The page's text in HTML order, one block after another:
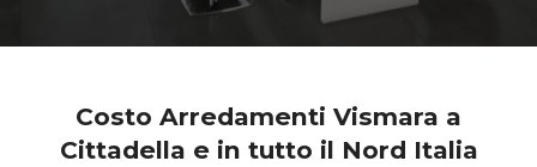
Costo Arredamenti Vismara a
Cittadella e in tutto il Nord Italia